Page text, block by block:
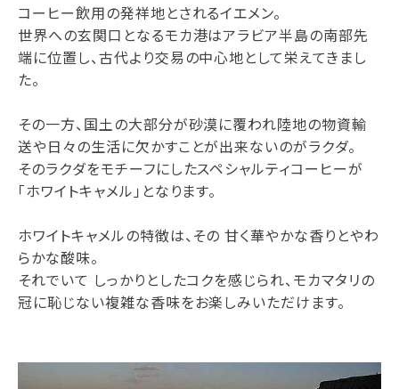
コーヒー飲用の発祥地とされるイエメン。
世界への玄関口となるモカ港はアラビア半島の南部先
端に位置し、古代より交易の中心地として栄えてきまし
た。
その一方、国土の大部分が砂漠に覆われ陸地の物資輸
送や日々の生活に欠かすことが出来ないのがラクダ。
そのラクダをモチーフにしたスペシャルティコーヒーが
「ホワイトキャメル」となります。
ホワイトキャメルの特徴は、その 甘く華やかな香りとやわ
らかな酸味。
それでいて しっかりとしたコクを感じられ、モカマタリの
冠に恥じない複雑な香味をお楽しみいただけます。